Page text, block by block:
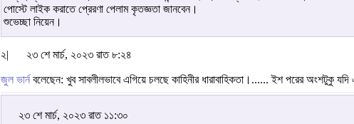
পোস্টে লাইক করাতে প্রেরণা পেলাম কৃতজ্ঞতা জানবেন।
শুভেচ্ছা নিয়েন।
২| ২৩ শে মার্চ, ২০২৩ রাত ৮:২৪
জুল ভার্ন বলেছেন: খুব সাবলীলভাবে এগিয়ে চলছে কাহিনীর ধারাবাহিকতা।...... ইশ পরের অংশটুকু
২৩ শে মার্চ, ২০২৩ রাত ১১:৩০